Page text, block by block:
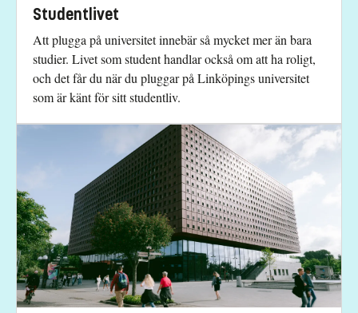
Studentlivet
Att plugga på universitet innebär så mycket mer än bara
studier. Livet som student handlar också om att ha roligt,
och det får du när du pluggar på Linköpings universitet
som är känt för sitt studentliv.